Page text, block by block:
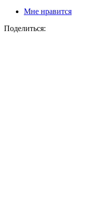
Мне нравится
Поделиться: